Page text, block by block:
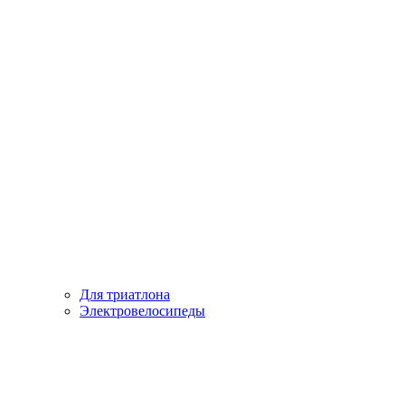
Для триатлона
Электровелосипеды